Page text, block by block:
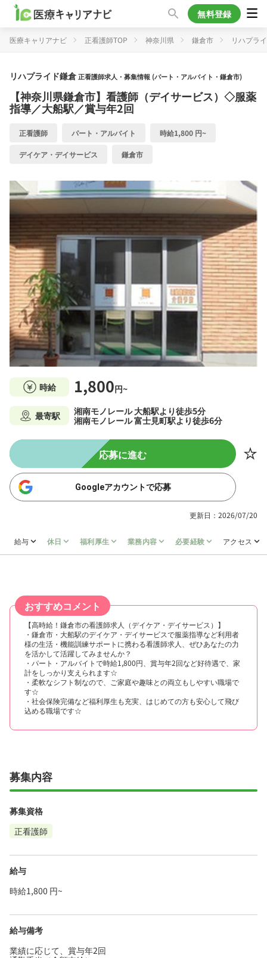
無料登録
医療キャリアナビ 正看護師TOP 神奈川県 鎌倉市 リハプラ
リハプライド鎌倉正看護師求人・募集情報 (パート・アルバイト・鎌倉市)
【神奈川県鎌倉市】看護師（デイサービス）◇服薬
指導／大船駅／賞与年2回
正看護師 パート・アルバイト 時給1,800 円~
デイケア・デイサービス 鎌倉市
時給 1,800円~
最寄駅
湘南モノレール 大船駅より徒歩5分
湘南モノレール 富士見町駅より徒歩6分
応募に進む
Googleアカウントで応募
更新日：2026/07/20
給与 休日 福利厚生 業務内容 必要経験 アクセス
おすすめコメント
【高時給！鎌倉市の看護師求人（デイケア・デイサービス）】
・鎌倉市・大船駅のデイケア・デイサービスで服薬指導など利用者
様の生活・機能訓練サポートに携わる看護師求人、ぜひあなたの力
を活かして活躍してみませんか？
・パート・アルバイトで時給1,800円、賞与年2回など好待遇で、家
計をしっかり支えられます☆
・柔軟なシフト制なので、ご家庭や趣味との両立もしやすい職場で
す☆
・社会保険完備など福利厚生も充実、はじめての方も安心して飛び
込める職場です☆
募集内容
募集資格
正看護師
給与
時給1,800 円~
給与備考
業績に応じて、賞与年2回